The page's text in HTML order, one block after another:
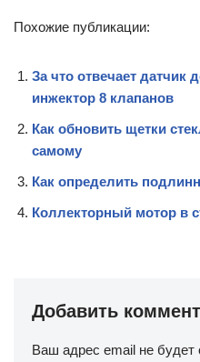
Похожие публикации:
За что отвечает датчик
инжектор 8 клапанов
Как обновить щетки
самому
Как определить
Коллекторный мотор в
Добавить
Ваш адрес email не будет